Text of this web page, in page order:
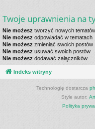
Twoje uprawnienia na
Nie możesz tworzyć nowych
Nie możesz odpowiadać w tematach
Nie możesz zmieniać swoich postów
Nie możesz usuwać swoich postów
Nie możesz dodawać załączników
Indeks witryny
Technologię dostarcza
Style autor:
Polityka